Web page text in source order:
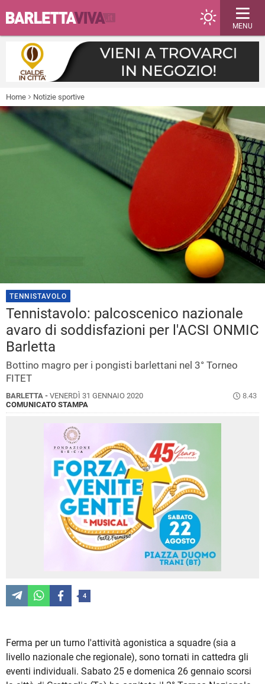
MENU
Home Notizie sportive
TENNISTAVOLO
Tennistavolo: palcoscenico nazionale
avaro di soddisfazioni per l'ACSI ONMIC
Barletta
Bottino magro per i pongisti barlettani nel 3° Torneo
FITET
BARLETTA - VENERDÌ 31 GENNAIO 2020
8.43
COMUNICATO STAMPA
4
Ferma per un turno l'attività agonistica a squadre (sia a
livello nazionale che regionale), sono tornati in cattedra gli
eventi individuali. Sabato 25 e domenica 26 gennaio scorsi